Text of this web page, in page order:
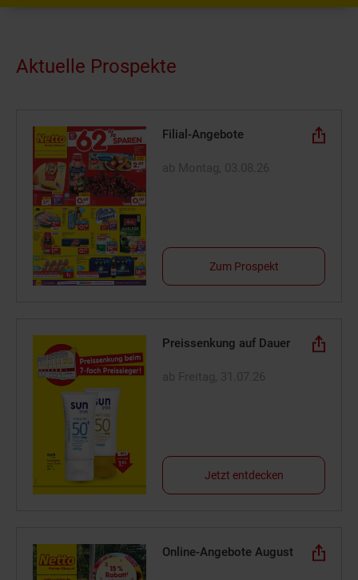
Aktuelle Prospekte
Filial-Angebote
Zum Prospekt
Preissenkung auf Dauer
Jetzt entdecken
Online-Angebote August